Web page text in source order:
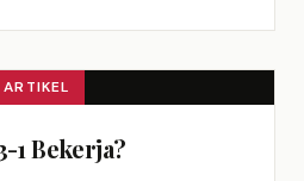
ARTIKEL
1 Bekerja?